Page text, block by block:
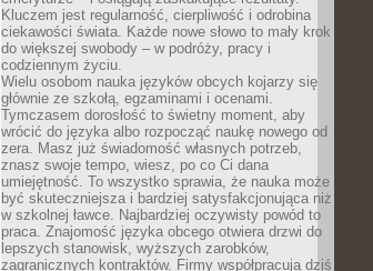
Kluczem jest regularność, cierpliwość i odrobina
ciekawości świata. Każde nowe słowo to mały krok
do większej swobody – w podróży, pracy i
codziennym życiu.
Wielu osobom nauka języków obcych kojarzy się
głównie ze szkołą, egzaminami i ocenami.
Tymczasem dorosłość to świetny moment, aby
wrócić do języka albo rozpocząć naukę nowego od
zera. Masz już świadomość własnych potrzeb,
znasz swoje tempo, wiesz, po co Ci dana
umiejętność. To wszystko sprawia, że nauka może
być skuteczniejsza i bardziej satysfakcjonująca niż
w szkolnej ławce. Najbardziej oczywisty powód to
praca. Znajomość języka obcego otwiera drzwi do
lepszych stanowisk, wyższych zarobków,
zagranicznych kontraktów. Firmy współpracują dziś